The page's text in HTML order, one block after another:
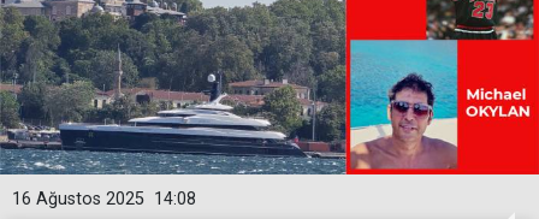
14:08
16 Ağustos 2025